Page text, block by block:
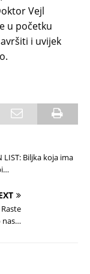
Vejl
u početku
i uvijek
LIST: Biljka koja ima
nas…